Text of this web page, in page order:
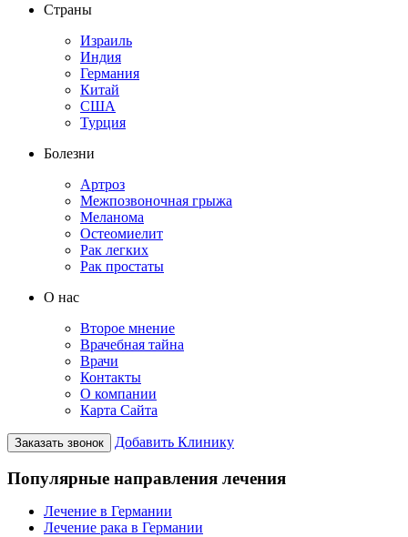
Страны
Израиль
Индия
Германия
Китай
США
Турция
Болезни
Артроз
Межпозвоночная грыжа
Меланома
Остеомиелит
Рак легких
Рак простаты
О нас
Второе мнение
Врачебная тайна
Врачи
Контакты
О компании
Карта Сайта
Заказать звонок Добавить Клинику
Популярные направления лечения
Лечение в Германии
Лечение рака в Германии